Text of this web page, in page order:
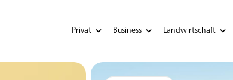
Privat Business Landwirtschaft